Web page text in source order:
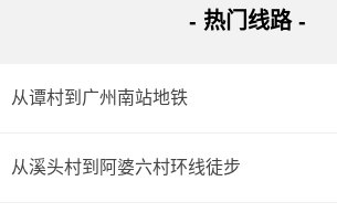
过8站到广州南站(B口)；步行232米到达目
体院站）->步行->303A路（广州体院站
- 热门线路 -
从谭村到广州南站地铁
从溪头村到阿婆六村环线徒步